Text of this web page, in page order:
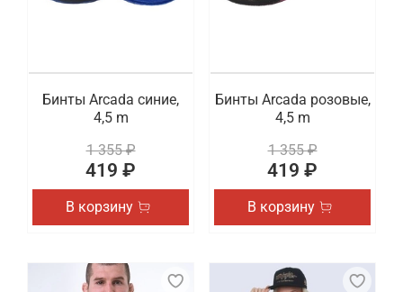
Бинты Arcada синие,
4,5 m
1 355 ₽
419 ₽
В корзину
Бинты Arcada розовые,
4,5 m
1 355 ₽
419 ₽
В корзину